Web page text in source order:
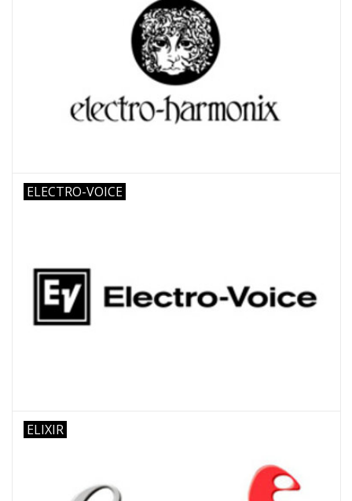
ELECTRO-VOICE
ELIXIR